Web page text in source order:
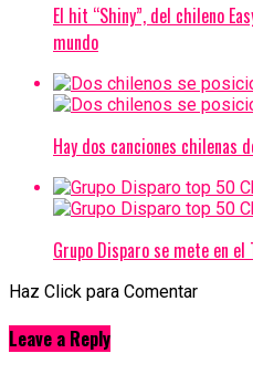
El hit “Shiny”, del chileno
mundo
Hay dos canciones chilenas
Grupo Disparo se mete en
Haz Click para Comentar
Leave a Reply